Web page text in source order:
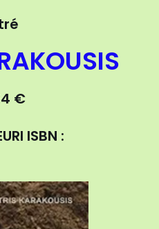
€
ISBN :